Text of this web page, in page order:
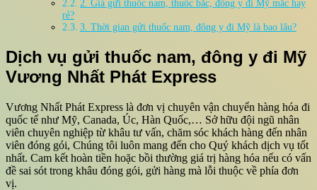
2. Giá gửi thuốc nam, thuốc bắc, đông y đi Mỹ mắc hay
rẻ?
3. Thời gian gửi thuốc nam, đông y đi Mỹ là bao lâu?
Dịch vụ gửi thuốc nam, đông y đi Mỹ
Vương Nhất Phát Express
Vương Nhất Phát Express là đơn vị chuyên vận chuyển hàng hóa đi
quốc tế như Mỹ, Canada, Úc, Hàn Quốc,… Sở hữu đội ngũ nhân
viên chuyên nghiệp từ khâu tư vấn, chăm sóc khách hàng đến nhân
viên đóng gói, Chúng tôi luôn mang đến cho Quý khách dịch vụ tốt
nhất. Cam kết hoàn tiền hoặc bồi thường giá trị hàng hóa nếu có vấn
đề sai sót trong khâu đóng gói, gửi hàng mà lỗi thuộc về phía đơn
vị.